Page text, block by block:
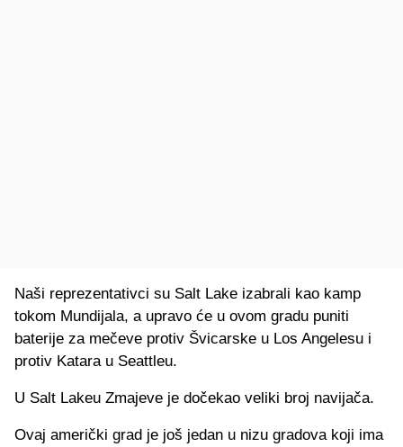
Naši reprezentativci su Salt Lake izabrali kao kamp
tokom Mundijala, a upravo će u ovom gradu puniti
baterije za mečeve protiv Švicarske u Los Angelesu i
protiv Katara u Seattleu.
U Salt Lakeu Zmajeve je dočekao veliki broj navijača.
Ovaj američki grad je još jedan u nizu gradova koji ima